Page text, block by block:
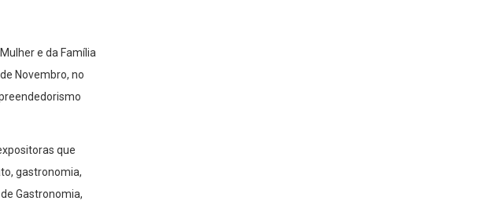
e da Família
Novembro, no
que
gastronomia,
Gastronomia,